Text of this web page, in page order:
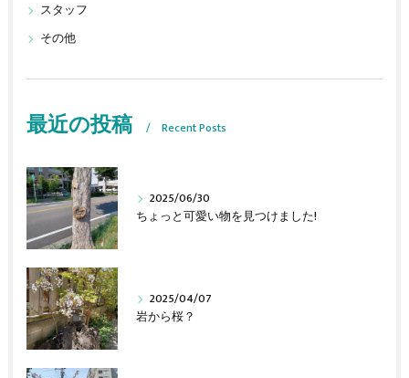
スタッフ
その他
最近の投稿 Recent Posts
2025/06/30
ちょっと可愛い物を見つけました!
2025/04/07
岩から桜？